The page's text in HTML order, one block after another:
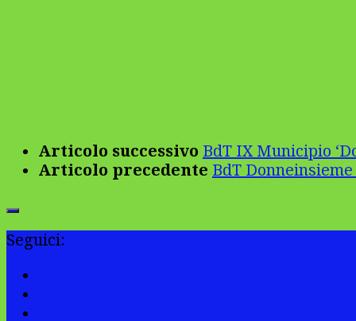
Articolo successivo BdT IX Municipio
Articolo precedente BdT
Seguici: